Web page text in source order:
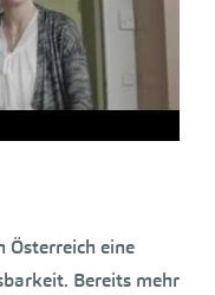
Österreich eine
Bereits mehr